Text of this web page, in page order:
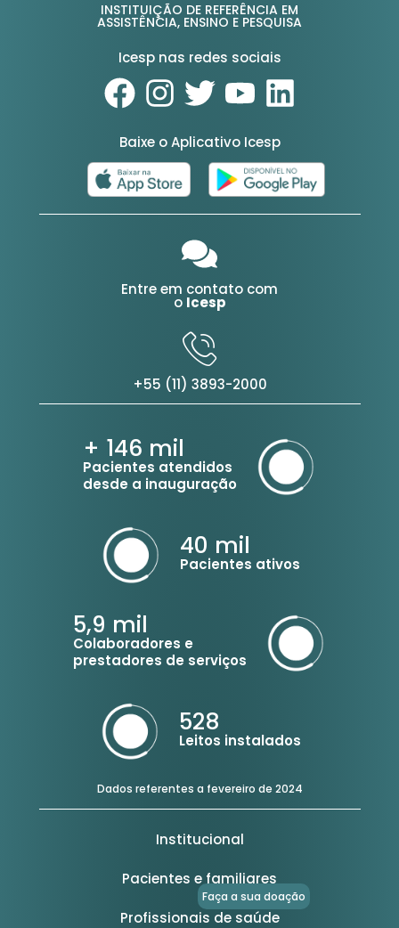
INSTITUIÇÃO DE REFERÊNCIA EM
ASSISTÊNCIA, ENSINO E PESQUISA
Icesp nas redes sociais
Baixe o Aplicativo Icesp
Entre em contato com
o Icesp
+55 (11) 3893-2000
+ 146 mil
Pacientes atendidos
desde a inauguração
40 mil
Pacientes ativos
5,9 mil
Colaboradores e
prestadores de serviços
528
Leitos instalados
Dados referentes a fevereiro de 2024
Institucional
Pacientes e familiares
Profissionais de saúde
Faça a sua doação